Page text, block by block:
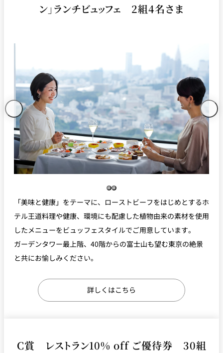
ン」ランチビュッフェ 2組4名さま
「美味と健康」をテーマに、ローストビーフをはじめとするホ
テル王道料理や健康、環境にも配慮した植物由来の素材を使用
したメニューをビュッフェスタイルでご用意しています。
ガーデンタワー最上階、40階からの富士山も望む東京の絶景
と共にお愉しみください。
詳しくはこちら
C賞 レストラン10% off ご優待券 30組